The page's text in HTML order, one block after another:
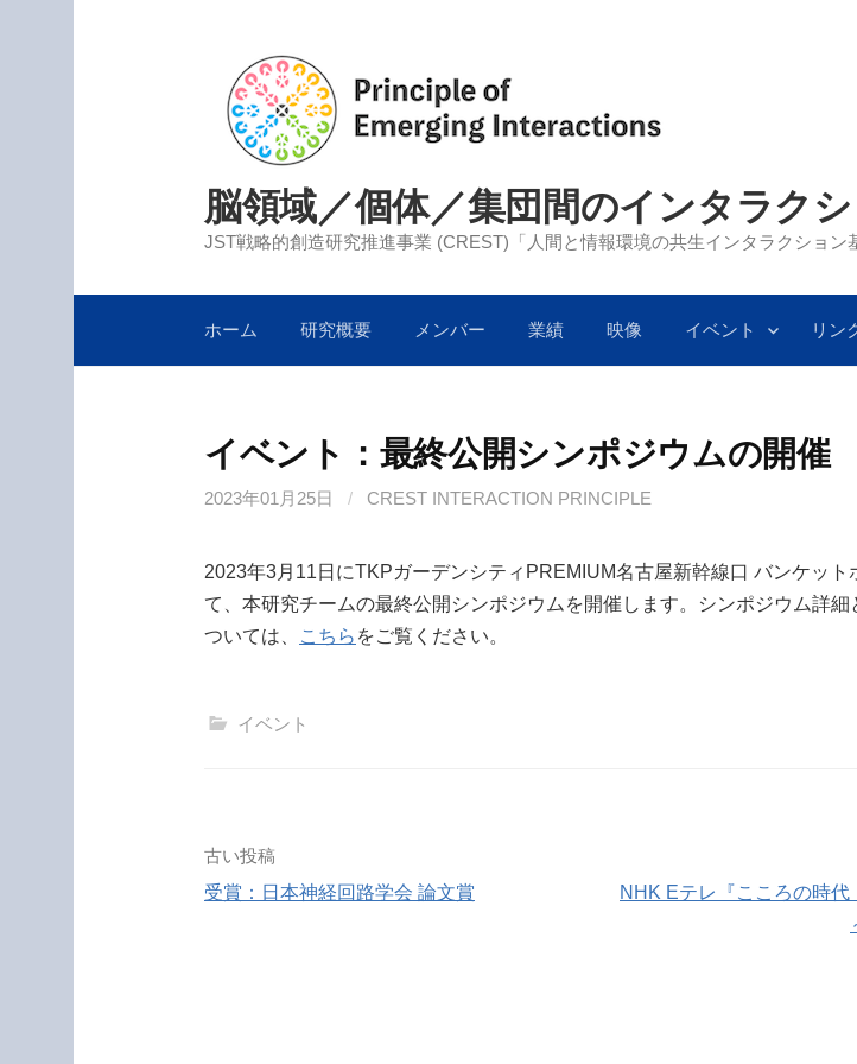
脳領域／個体／集団間のインタラク
JST戦略的創造研究推進事業 (CREST)「人間と情報環境の共生インタラクション
ホーム 研究概要 メンバー 業績 映像 イベント リン
イベント：最終公開シンポジウムの開催
2023年01月25日 / CREST INTERACTION PRINCIPLE
2023年3月11日にTKPガーデンシティ PREMIUM名古屋新幹線口 バンケット
て、本研究チームの最終公開シンポジウムを開催します。シンポジウム詳細
ついては、
こちら をご覧ください。
イベント
投
稿
古い投稿
受賞：日本神経回路学会 論文賞
NHK Eテレ『こころの時代